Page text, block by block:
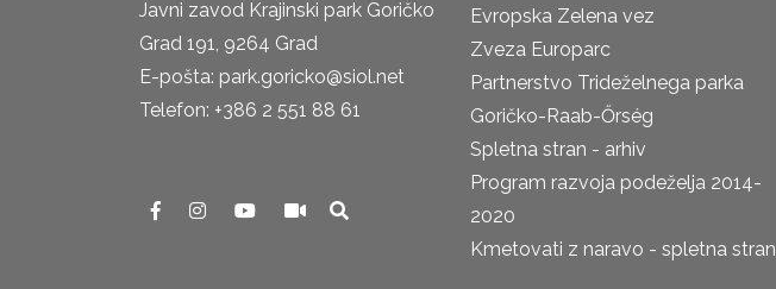
Javni zavod Krajinski park Goričko
Grad 191, 9264 Grad
E-pošta: park.goricko@siol.net
Telefon: +386 2 551 88 61
Evropska Zelena vez
Zveza Europarc
Partnerstvo Trideželnega parka
Goričko-Raab-Őrség
Spletna stran - arhiv
Program razvoja podeželja 2014-
2020
Kmetovati z naravo - spletna stran